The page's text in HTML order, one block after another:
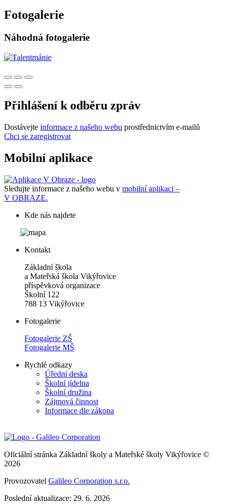
Fotogalerie
Náhodná fotogalerie
Přihlášení k odběru zpráv
Dostávejte informace z našeho webu prostřednictvím e-mailů
Chci se zaregistrovat
Mobilní aplikace
Sledujte informace z našeho webu v mobilní aplikaci –
V OBRAZE.
Kde nás najdete
Kontakt
Základní škola
a Mateřská škola Vikýřovice
příspěvková organizace
Školní 122
788 13 Vikýřovice
Fotogalerie
Fotogalerie ZŠ
Fotogalerie MŠ
Rychlé odkazy
Úřední deska
Školní jídelna
Školní družina
Zájmová činnost
Informace dle zákona
Oficiální stránka Základní školy a Mateřské školy Vikýřovice ©
2026
Provozovatel Galileo Corporation s.r.o.
Poslední aktualizace: 29. 6. 2026